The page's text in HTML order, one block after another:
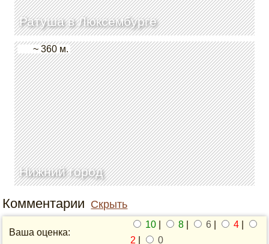
Ратуша в Люксембурге
Нижний город
~ 360 м.
Комментарии Скрыть
Ваша оценка:
10 8 6 4
2
0